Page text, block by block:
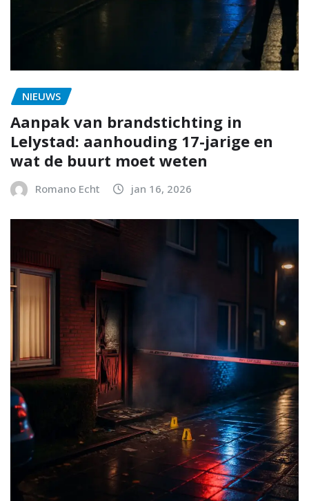
NIEUWS
Aanpak van brandstichting in
Lelystad: aanhouding 17-jarige en
wat de buurt moet weten
Romano Echt jan 16, 2026